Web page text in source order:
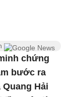
chứng
bước ra
Hải